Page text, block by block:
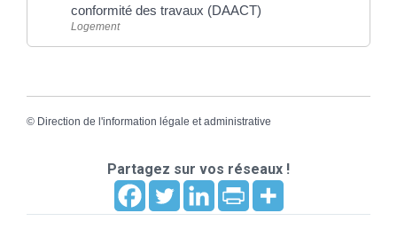
conformité des travaux (DAACT)
Logement
© Direction de l'information légale et administrative
Partagez sur vos réseaux !